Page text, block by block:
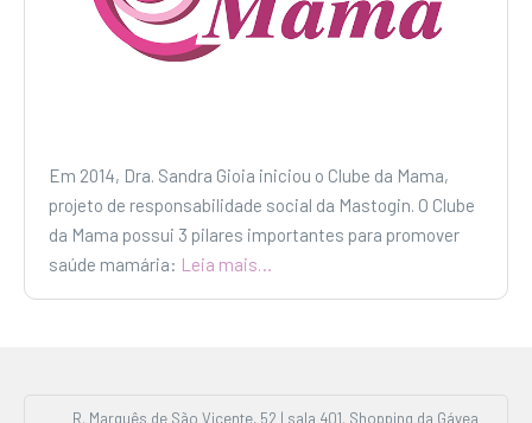
Em 2014, Dra. Sandra Gioia iniciou o Clube da Mama,
projeto de responsabilidade social da Mastogin. O Clube
da Mama possui 3 pilares importantes para promover
saúde mamária: Leia mais…
R. Marquês de São Vicente, 52 | sala 401. Shopping da Gávea